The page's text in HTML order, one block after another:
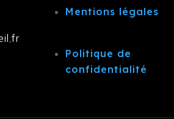
Mentions légales
Politique de
confidentialité